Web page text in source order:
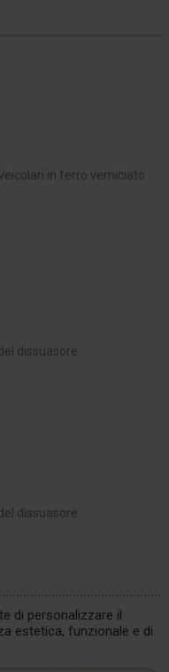
in ferro verniciato
dissuasore
dissuasore
di personalizzare il
estetica, funzionale e di